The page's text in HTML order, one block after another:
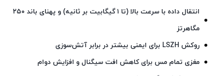
انتقال داده با سرعت بالا (تا ۱ گیگابیت بر ثانیه) و پهنای باند ۲۵۰
مگاهرتز
روکش LSZH برای ایمنی بیشتر در برابر آتش‌سوزی
مغزی تمام مس برای کاهش افت سیگنال و افزایش دوام